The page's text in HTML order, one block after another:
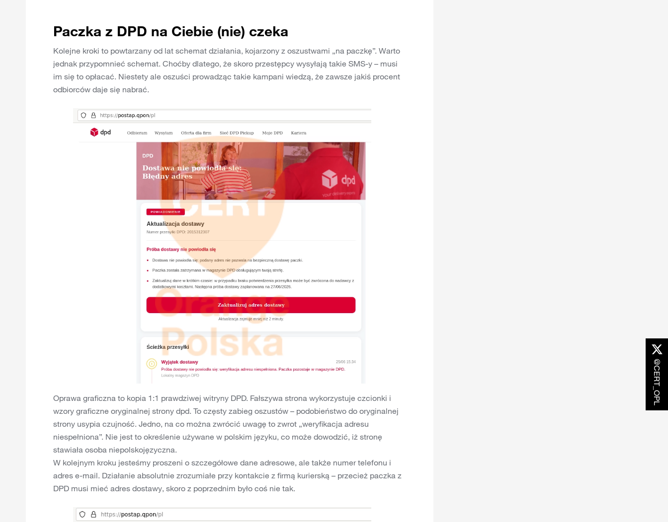
@CERT_OPL
Paczka z DPD na Ciebie (nie) czeka
Kolejne kroki to powtarzany od lat schemat działania, kojarzony z oszustwami „na paczkę”. Warto
jednak przypomnieć schemat. Choćby dlatego, że skoro przestępcy wysyłają takie SMS-y – musi
im się to opłacać. Niestety ale oszuści prowadząc takie kampani wiedzą, że zawsze jakiś procent
odbiorców daje się nabrać.
Oprawa graficzna to kopia 1:1 prawdziwej witryny DPD. Fałszywa strona wykorzystuje czcionki i
wzory graficzne oryginalnej strony dpd. To częsty zabieg oszustów – podobieństwo do oryginalnej
strony usypia czujność. Jedno, na co można zwrócić uwagę to zwrot „weryfikacja adresu
niespełniona”. Nie jest to określenie używane w polskim języku, co może dowodzić, iż stronę
stawiała osoba niepolskojęzyczna.
W kolejnym kroku jesteśmy proszeni o szczegółowe dane adresowe, ale także numer telefonu i
adres e-mail. Działanie absolutnie zrozumiałe przy kontakcie z firmą kurierską – przecież paczka z
DPD musi mieć adres dostawy, skoro z poprzednim było coś nie tak.